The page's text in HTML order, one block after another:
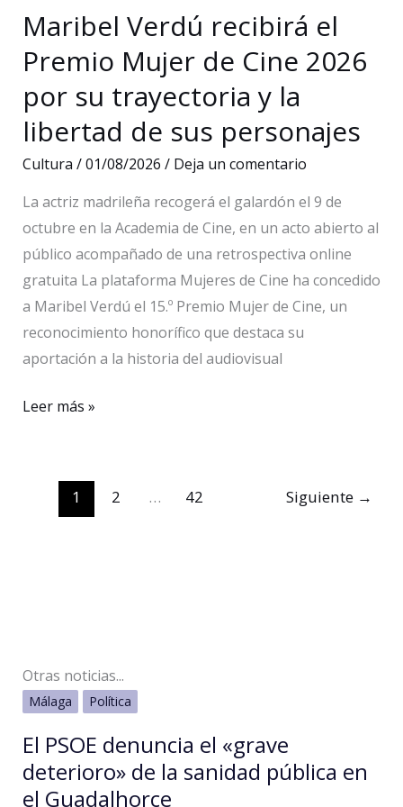
urgente
Maribel Verdú recibirá el
Premio Mujer de Cine 2026
por su trayectoria y la
libertad de sus personajes
Cultura /01/08/2026 / Deja un comentario
La actriz madrileña recogerá el galardón el 9 de
octubre en la Academia de Cine, en un acto abierto al
público acompañado de una retrospectiva online
gratuita La plataforma Mujeres de Cine ha concedido
a Maribel Verdú el 15.º Premio Mujer de Cine, un
reconocimiento honorífico que destaca su
aportación a la historia del audiovisual
Maribel
su
trayectoria
y
la
libertad
de
Leer más »
1 2 … 42 Siguiente →
Otras noticias...
Málaga Política
El PSOE denuncia el «grave
deterioro» de la sanidad pública en
el Guadalhorce